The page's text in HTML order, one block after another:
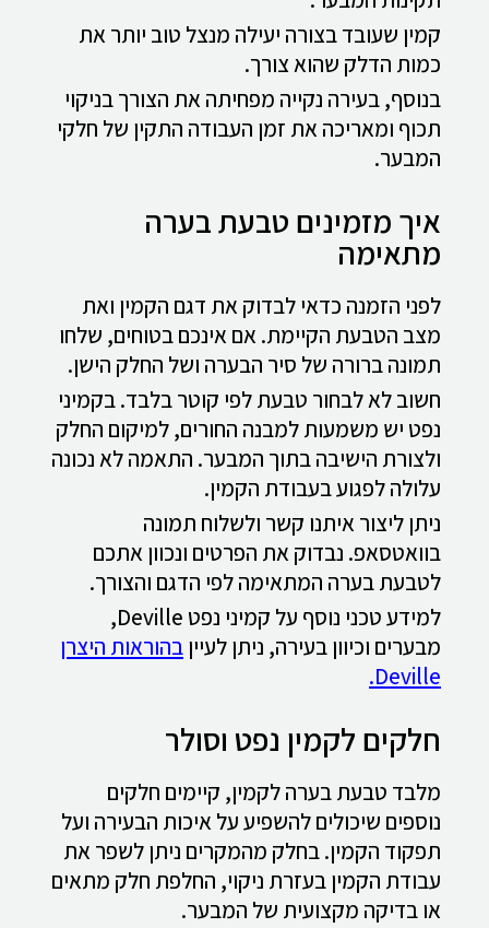
קמין שעובד בצורה יעילה מנצל טוב יותר את
כמות הדלק שהוא צורך.
בנוסף, בעירה נקייה מפחיתה את הצורך בניקוי
תכוף ומאריכה את זמן העבודה התקין של חלקי
המבער.
איך מזמינים טבעת בערה
מתאימה
לפני הזמנה כדאי לבדוק את דגם הקמין ואת
מצב הטבעת הקיימת. אם אינכם בטוחים, שלחו
תמונה ברורה של סיר הבערה ושל החלק הישן.
חשוב לא לבחור טבעת לפי קוטר בלבד. בקמיני
נפט יש משמעות למבנה החורים, למיקום החלק
ולצורת הישיבה בתוך המבער. התאמה לא נכונה
עלולה לפגוע בעבודת הקמין.
ניתן ליצור איתנו קשר ולשלוח תמונה
בוואטסאפ. נבדוק את הפרטים ונכוון אתכם
לטבעת בערה המתאימה לפי הדגם והצורך.
למידע טכני נוסף על קמיני נפט Deville,
מבערים וכיוון בעירה, ניתן לעייןבהוראות היצרן
Deville.
חלקים לקמין נפט וסולר
מלבד טבעת בערה לקמין, קיימים חלקים
נוספים שיכולים להשפיע על איכות הבעירה ועל
תפקוד הקמין. בחלק מהמקרים ניתן לשפר את
עבודת הקמין בעזרת ניקוי, החלפת חלק מתאים
או בדיקה מקצועית של המבער.